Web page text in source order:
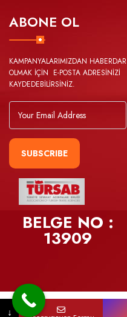
ABONE OL
KAMPANYALARIMIZDAN HABERDAR
OLMAK İÇİN E-POSTA ADRESİNİZİ
KAYDEDEBİLİRSİNİZ.
SUBSCRIBE
BELGE NO :
13909
↓